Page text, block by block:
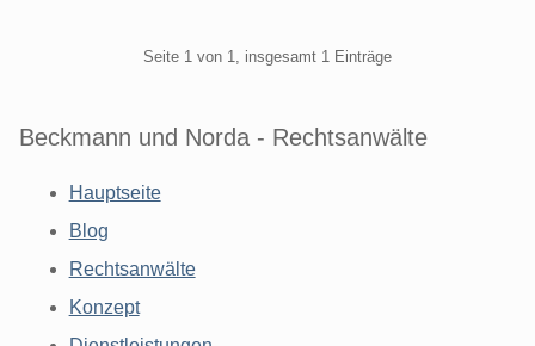
Seite 1 von 1, insgesamt 1 Einträge
Beckmann und Norda - Rechtsanwälte
Hauptseite
Blog
Rechtsanwälte
Konzept